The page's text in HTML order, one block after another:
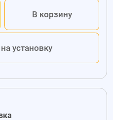
В корзину
установку